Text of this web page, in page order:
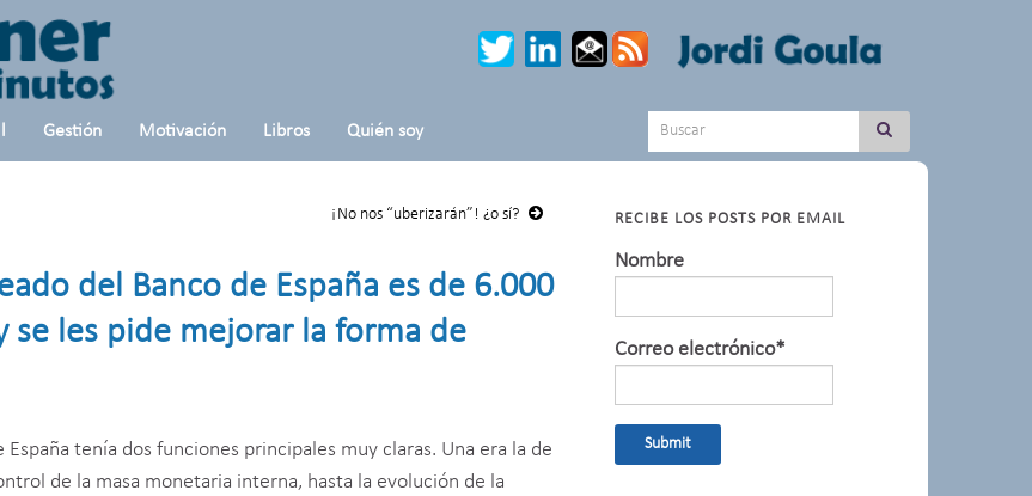
Gestión Motivación Libros Quién soy Search for:
¡No nos “uberizarán”! ¿o sí?
del Banco de España es de 6.000
se les pide mejorar la forma de
tenía dos funciones principales muy claras. Una era la de
de la masa monetaria interna, hasta la evolución de la
RECIBE LOS POSTS POR EMAIL
Nombre
Correo electrónico*